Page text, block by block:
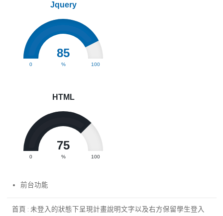
Jquery
85
%
0 100
HTML
75
%
0 100
前台功能
首頁 : 未登入的狀態下呈現計畫說明文字以及右方保留學生登入